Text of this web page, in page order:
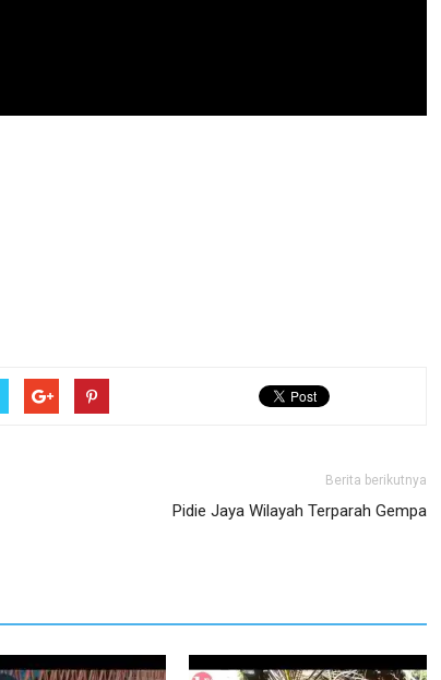
Berita berikutnya
Pidie Jaya Wilayah Terparah Gempa